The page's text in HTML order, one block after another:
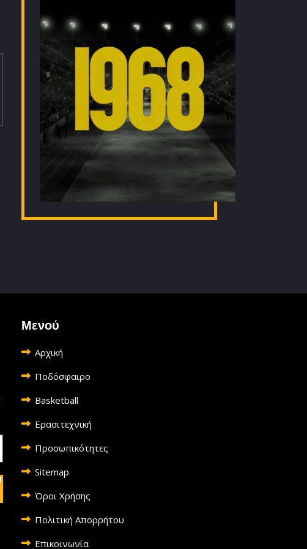
Μενού
Αρχική
Ποδόσφαιρο
Basketball
Ερασιτεχνική
Προσωπικότητες
Sitemap
Όροι Χρήσης
Πολιτική Απορρήτου
Επικοινωνία